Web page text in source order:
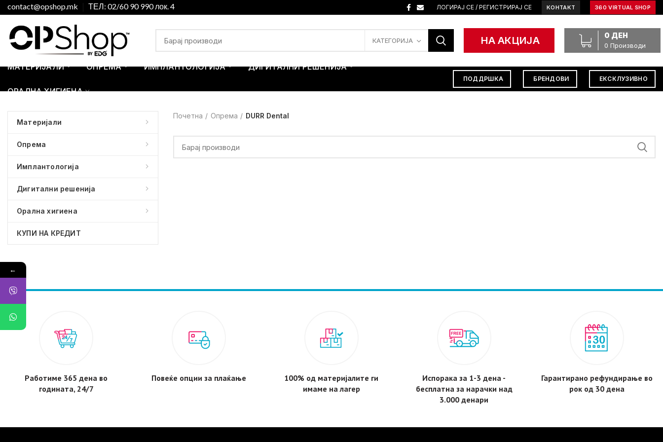
contact@opshop.mk ТЕЛ: 02/60 90 990 лок. 4 ЛОГИРАЈ СЕ / РЕГИСТРИРАЈ СЕ КОНТАКТ 360 VIRTUAL SHOP
КАТЕГОРИЈА НА АКЦИЈА 0 Производи
0 ДЕН
МАТЕРИЈАЛИ ОПРЕМА ИМПЛАНТОЛОГИЈА ДИГИТАЛНИ РЕШЕНИЈА
ОРАЛНА ХИГИЕНА
ПОДДРШКА БРЕНДОВИ ЕКСКЛУЗИВНО
Материјали
Опрема
Имплантологија
Дигитални решенија
Орална хигиена
КУПИ НА КРЕДИТ
Почетна Опрема DURR Dental
Работиме 365 дена во
годината, 24/7
Повеќе опции за плаќање
100% од материјалите ги
имаме на лагер
Испорака за 1-3 дена -
бесплатнa за нарачки над
3.000 денари
Гарантирано рефундирање во
рок од 30 дена
←